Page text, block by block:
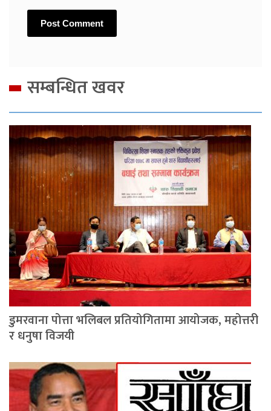
सम्बन्धित खवर
डुमरवाना पोत्ता भलिबल प्रतियोगितामा आयोजक, महोत्तरी
र धनुषा विजयी